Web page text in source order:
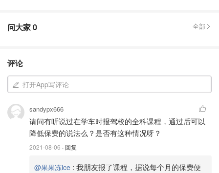
Statutory Accident Benefits Coverage赔偿的是己方在车祸
的医疗费用、部分个人收入等。该险在多数省份都属no
题，每个人向自己的保险公司索赔即可。
Uninsured Automobile Insurance赔偿的是被没有买车险的
车辆碰撞、或不明车辆肇事逃逸后己方的损失。
Direct Compensation - Property Damage (DC-PD)
Insurance：在非你全责的前提下，如果对方的责任险不足
以赔偿你的损失，那么DC-PD就可以在一定程度上补足差
问大家0 全部
评论
打开App写评论
sandypx666
请问有听说过在学车时报驾校的全科课程，通过后可以
降低保费的说法么？是否有这种情况呀？
2021-08-06 · 回复
@果果冻ice : 我朋友报了课程，据说每个月的保费便